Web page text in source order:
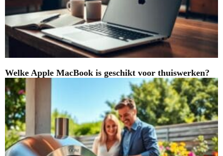
Welke Apple MacBook is geschikt voor thuiswerken?